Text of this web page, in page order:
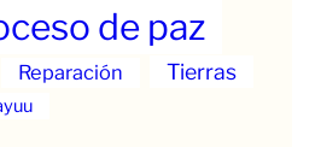
de paz
Reparación
Tierras